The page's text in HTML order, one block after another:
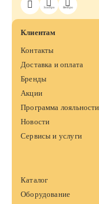
ЗооПро ВетПро
Клиентам
Контакты
Доставка и оплата
Бренды
Акции
Программа лояльности
Новости
Сервисы и услуги
Каталог
Оборудование